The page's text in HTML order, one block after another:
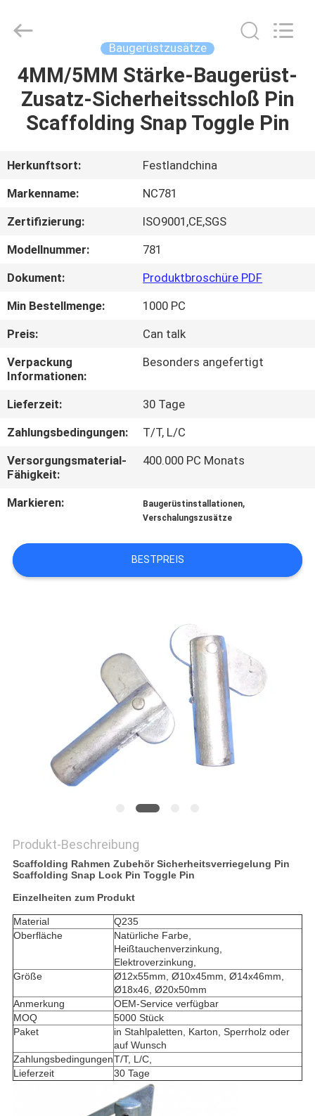
ZU
HAUSE
VIDEOS
ÜBER
UNS
WERKSBESICHTIGUNG
MIT
UNS
NEUIGKEITEN
ANGEBOT
DATENSCHUTZRICHTLINIE
Foundry
CO.,LTD.
Baugerüstzusätze
4MM/5MM Stärke-Baugerüst-
Zusatz-Sicherheitsschloß Pin
Scaffolding Snap Toggle Pin
Herkunftsort:
Festlandchina
Markenname:
NC781
Zertifizierung:
ISO9001,CE,SGS
Modellnummer:
781
Dokument:
Produktbroschüre PDF
Min Bestellmenge:
1000 PC
Preis:
Can talk
Verpackung
Informationen:
Besonders angefertigt
Lieferzeit:
30 Tage
Zahlungsbedingungen:
T/T, L/C
Versorgungsmaterial-
Fähigkeit:
400.000 PC Monats
Markieren: Baugerüstinstallationen,
Verschalungszusätze
BESTPREIS
Produkt-Beschreibung
Scaffolding Rahmen Zubehör Sicherheitsverriegelung Pin
Scaffolding Snap Lock Pin Toggle Pin
Einzelheiten zum Produkt
Material
Q235
Oberfläche
Natürliche Farbe,
Heißtauchenverzinkung,
Elektroverzinkung,
Größe
Ø12x55mm, Ø10x45mm, Ø14x46mm,
Ø18x46, Ø20x50mm
Anmerkung
OEM-Service verfügbar
MOQ
5000 Stück
Paket
in Stahlpaletten, Karton, Sperrholz oder
auf Wunsch
ZahlungsbedingungenT/T, L/C,
Lieferzeit
30 Tage